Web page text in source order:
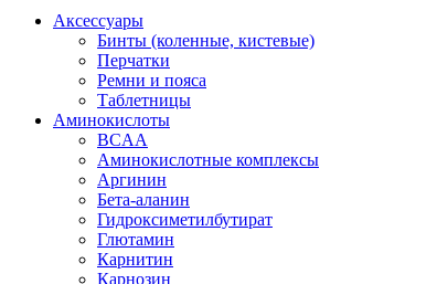
Аксессуары
Бинты (коленные, кистевые)
Перчатки
Ремни и пояса
Таблетницы
Аминокислоты
BCAA
Аминокислотные комплексы
Аргинин
Бета-аланин
Гидроксиметилбутират
Глютамин
Карнитин
Карнозин